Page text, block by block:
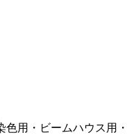
用・ビームハウス用